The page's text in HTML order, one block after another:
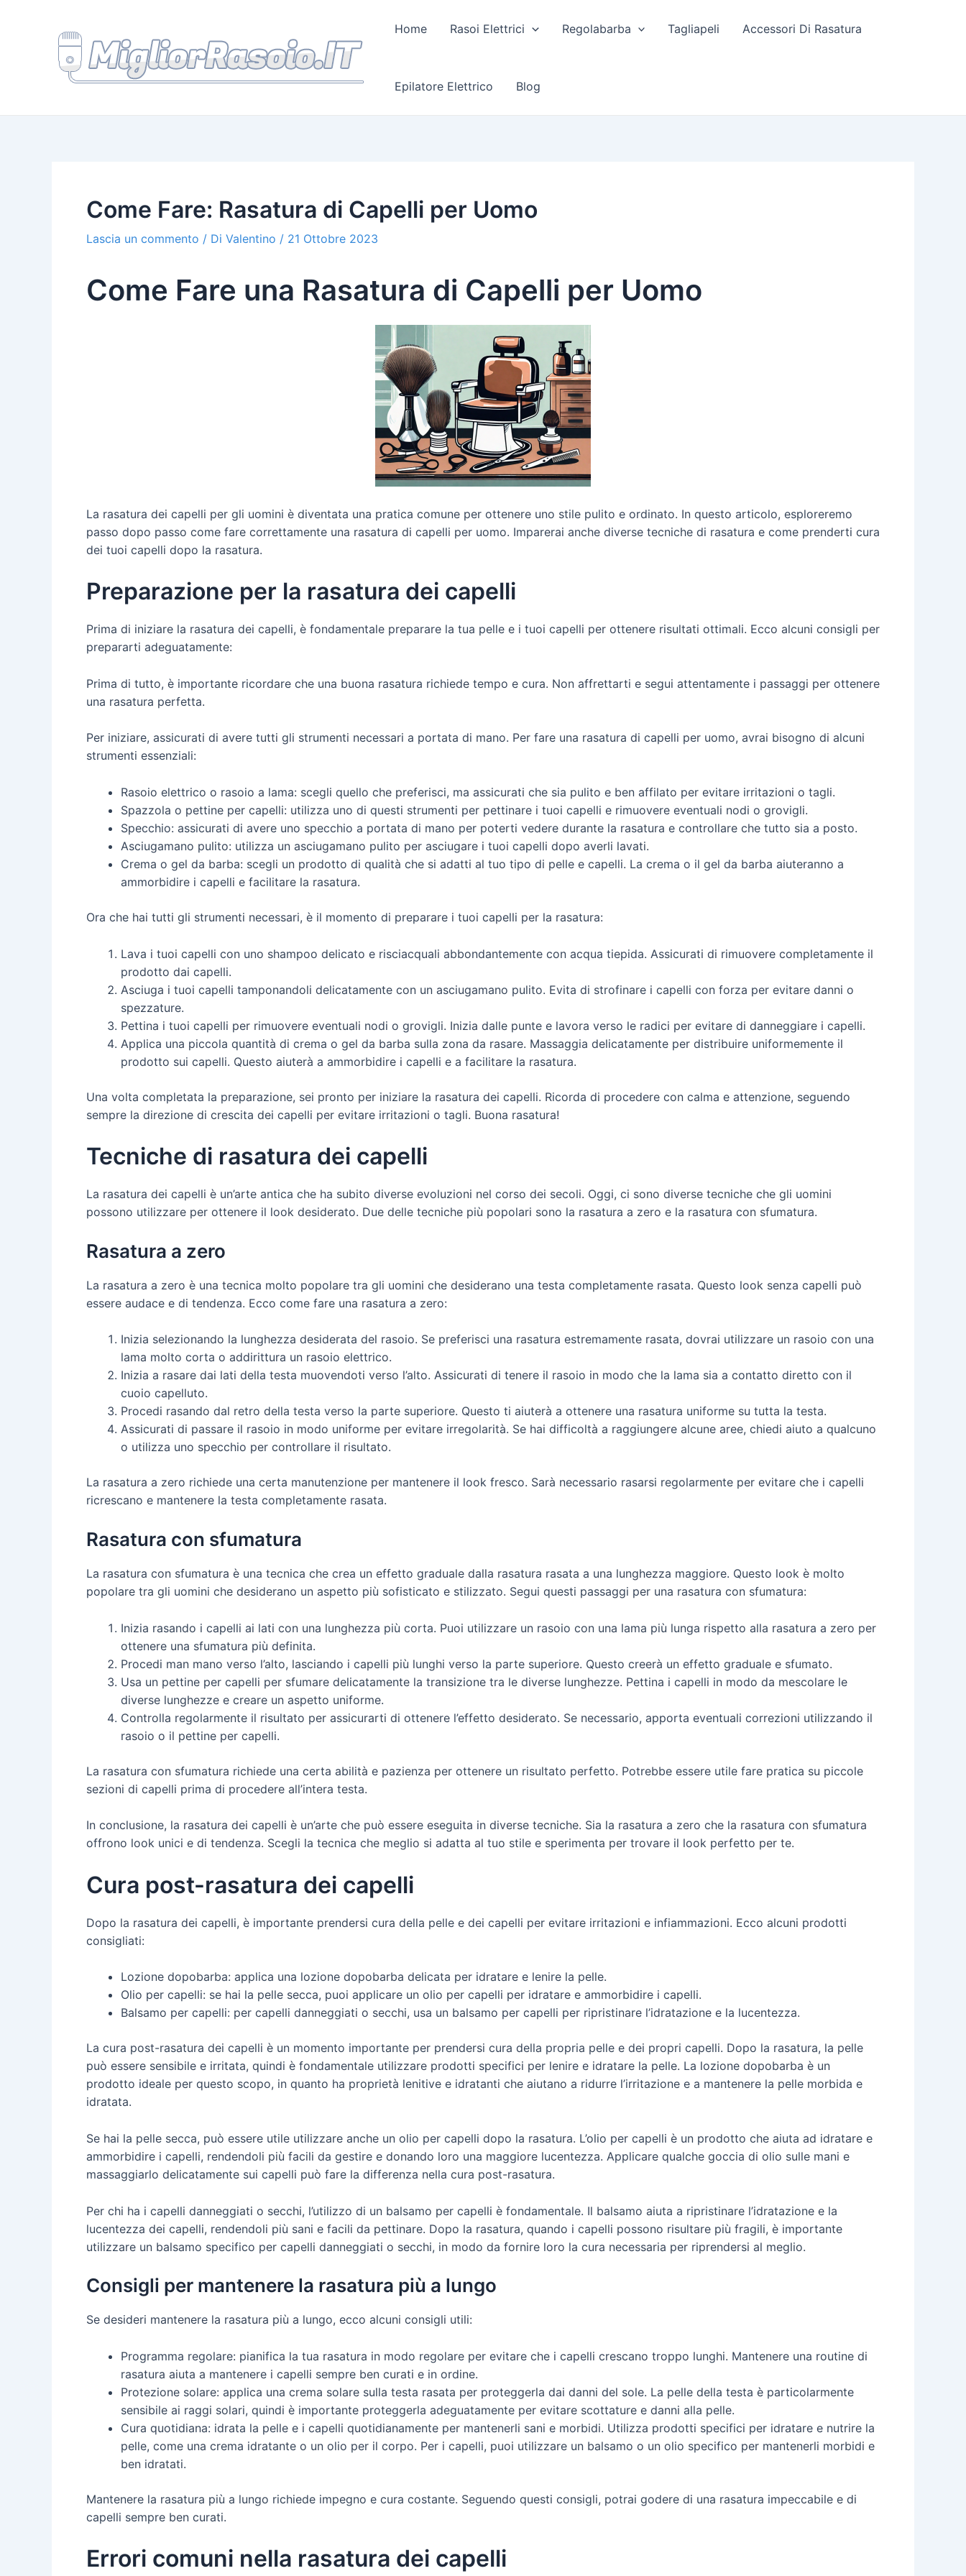
Home Rasoi Elettrici Regolabarba Tagliapeli Accessori Di Rasatura
Epilatore Elettrico Blog
Come Fare: Rasatura di Capelli per Uomo
Lascia un commento / Di Valentino / 21 Ottobre 2023
Come Fare una Rasatura di Capelli per Uomo
La rasatura dei capelli per gli uomini è diventata una pratica comune per ottenere uno stile pulito e ordinato. In questo articolo, esploreremo
passo dopo passo come fare correttamente una rasatura di capelli per uomo. Imparerai anche diverse tecniche di rasatura e come prenderti cura
dei tuoi capelli dopo la rasatura.
Preparazione per la rasatura dei capelli
Prima di iniziare la rasatura dei capelli, è fondamentale preparare la tua pelle e i tuoi capelli per ottenere risultati ottimali. Ecco alcuni consigli per
prepararti adeguatamente:
Prima di tutto, è importante ricordare che una buona rasatura richiede tempo e cura. Non affrettarti e segui attentamente i passaggi per ottenere
una rasatura perfetta.
Per iniziare, assicurati di avere tutti gli strumenti necessari a portata di mano. Per fare una rasatura di capelli per uomo, avrai bisogno di alcuni
strumenti essenziali:
Rasoio elettrico o rasoio a lama: scegli quello che preferisci, ma assicurati che sia pulito e ben affilato per evitare irritazioni o tagli.
Spazzola o pettine per capelli: utilizza uno di questi strumenti per pettinare i tuoi capelli e rimuovere eventuali nodi o grovigli.
Specchio: assicurati di avere uno specchio a portata di mano per poterti vedere durante la rasatura e controllare che tutto sia a posto.
Asciugamano pulito: utilizza un asciugamano pulito per asciugare i tuoi capelli dopo averli lavati.
Crema o gel da barba: scegli un prodotto di qualità che si adatti al tuo tipo di pelle e capelli. La crema o il gel da barba aiuteranno a
ammorbidire i capelli e facilitare la rasatura.
Ora che hai tutti gli strumenti necessari, è il momento di preparare i tuoi capelli per la rasatura:
Lava i tuoi capelli con uno shampoo delicato e risciacquali abbondantemente con acqua tiepida. Assicurati di rimuovere completamente il
prodotto dai capelli.
Asciuga i tuoi capelli tamponandoli delicatamente con un asciugamano pulito. Evita di strofinare i capelli con forza per evitare danni o
spezzature.
Pettina i tuoi capelli per rimuovere eventuali nodi o grovigli. Inizia dalle punte e lavora verso le radici per evitare di danneggiare i capelli.
Applica una piccola quantità di crema o gel da barba sulla zona da rasare. Massaggia delicatamente per distribuire uniformemente il
prodotto sui capelli. Questo aiuterà a ammorbidire i capelli e a facilitare la rasatura.
Una volta completata la preparazione, sei pronto per iniziare la rasatura dei capelli. Ricorda di procedere con calma e attenzione, seguendo
sempre la direzione di crescita dei capelli per evitare irritazioni o tagli. Buona rasatura!
Tecniche di rasatura dei capelli
La rasatura dei capelli è un’arte antica che ha subito diverse evoluzioni nel corso dei secoli. Oggi, ci sono diverse tecniche che gli uomini
possono utilizzare per ottenere il look desiderato. Due delle tecniche più popolari sono la rasatura a zero e la rasatura con sfumatura.
Rasatura a zero
La rasatura a zero è una tecnica molto popolare tra gli uomini che desiderano una testa completamente rasata. Questo look senza capelli può
essere audace e di tendenza. Ecco come fare una rasatura a zero:
Inizia selezionando la lunghezza desiderata del rasoio. Se preferisci una rasatura estremamente rasata, dovrai utilizzare un rasoio con una
lama molto corta o addirittura un rasoio elettrico.
Inizia a rasare dai lati della testa muovendoti verso l’alto. Assicurati di tenere il rasoio in modo che la lama sia a contatto diretto con il
cuoio capelluto.
Procedi rasando dal retro della testa verso la parte superiore. Questo ti aiuterà a ottenere una rasatura uniforme su tutta la testa.
Assicurati di passare il rasoio in modo uniforme per evitare irregolarità. Se hai difficoltà a raggiungere alcune aree, chiedi aiuto a qualcuno
o utilizza uno specchio per controllare il risultato.
La rasatura a zero richiede una certa manutenzione per mantenere il look fresco. Sarà necessario rasarsi regolarmente per evitare che i capelli
ricrescano e mantenere la testa completamente rasata.
Rasatura con sfumatura
La rasatura con sfumatura è una tecnica che crea un effetto graduale dalla rasatura rasata a una lunghezza maggiore. Questo look è molto
popolare tra gli uomini che desiderano un aspetto più sofisticato e stilizzato. Segui questi passaggi per una rasatura con sfumatura:
Inizia rasando i capelli ai lati con una lunghezza più corta. Puoi utilizzare un rasoio con una lama più lunga rispetto alla rasatura a zero per
ottenere una sfumatura più definita.
Procedi man mano verso l’alto, lasciando i capelli più lunghi verso la parte superiore. Questo creerà un effetto graduale e sfumato.
Usa un pettine per capelli per sfumare delicatamente la transizione tra le diverse lunghezze. Pettina i capelli in modo da mescolare le
diverse lunghezze e creare un aspetto uniforme.
Controlla regolarmente il risultato per assicurarti di ottenere l’effetto desiderato. Se necessario, apporta eventuali correzioni utilizzando il
rasoio o il pettine per capelli.
La rasatura con sfumatura richiede una certa abilità e pazienza per ottenere un risultato perfetto. Potrebbe essere utile fare pratica su piccole
sezioni di capelli prima di procedere all’intera testa.
In conclusione, la rasatura dei capelli è un’arte che può essere eseguita in diverse tecniche. Sia la rasatura a zero che la rasatura con sfumatura
offrono look unici e di tendenza. Scegli la tecnica che meglio si adatta al tuo stile e sperimenta per trovare il look perfetto per te.
Cura post-rasatura dei capelli
Dopo la rasatura dei capelli, è importante prendersi cura della pelle e dei capelli per evitare irritazioni e infiammazioni. Ecco alcuni prodotti
consigliati:
Lozione dopobarba: applica una lozione dopobarba delicata per idratare e lenire la pelle.
Olio per capelli: se hai la pelle secca, puoi applicare un olio per capelli per idratare e ammorbidire i capelli.
Balsamo per capelli: per capelli danneggiati o secchi, usa un balsamo per capelli per ripristinare l’idratazione e la lucentezza.
La cura post-rasatura dei capelli è un momento importante per prendersi cura della propria pelle e dei propri capelli. Dopo la rasatura, la pelle
può essere sensibile e irritata, quindi è fondamentale utilizzare prodotti specifici per lenire e idratare la pelle. La lozione dopobarba è un
prodotto ideale per questo scopo, in quanto ha proprietà lenitive e idratanti che aiutano a ridurre l’irritazione e a mantenere la pelle morbida e
idratata.
Se hai la pelle secca, può essere utile utilizzare anche un olio per capelli dopo la rasatura. L’olio per capelli è un prodotto che aiuta ad idratare e
ammorbidire i capelli, rendendoli più facili da gestire e donando loro una maggiore lucentezza. Applicare qualche goccia di olio sulle mani e
massaggiarlo delicatamente sui capelli può fare la differenza nella cura post-rasatura.
Per chi ha i capelli danneggiati o secchi, l’utilizzo di un balsamo per capelli è fondamentale. Il balsamo aiuta a ripristinare l’idratazione e la
lucentezza dei capelli, rendendoli più sani e facili da pettinare. Dopo la rasatura, quando i capelli possono risultare più fragili, è importante
utilizzare un balsamo specifico per capelli danneggiati o secchi, in modo da fornire loro la cura necessaria per riprendersi al meglio.
Consigli per mantenere la rasatura più a lungo
Se desideri mantenere la rasatura più a lungo, ecco alcuni consigli utili:
Programma regolare: pianifica la tua rasatura in modo regolare per evitare che i capelli crescano troppo lunghi. Mantenere una routine di
rasatura aiuta a mantenere i capelli sempre ben curati e in ordine.
Protezione solare: applica una crema solare sulla testa rasata per proteggerla dai danni del sole. La pelle della testa è particolarmente
sensibile ai raggi solari, quindi è importante proteggerla adeguatamente per evitare scottature e danni alla pelle.
Cura quotidiana: idrata la pelle e i capelli quotidianamente per mantenerli sani e morbidi. Utilizza prodotti specifici per idratare e nutrire la
pelle, come una crema idratante o un olio per il corpo. Per i capelli, puoi utilizzare un balsamo o un olio specifico per mantenerli morbidi e
ben idratati.
Mantenere la rasatura più a lungo richiede impegno e cura costante. Seguendo questi consigli, potrai godere di una rasatura impeccabile e di
capelli sempre ben curati.
Errori comuni nella rasatura dei capelli